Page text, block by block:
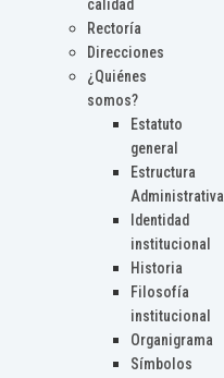
calidad
Rectoría
Direcciones
¿Quiénes
somos?
Estatuto
general
Estructura
Administrativa
Identidad
institucional
Historia
Filosofía
institucional
Organigrama
Símbolos